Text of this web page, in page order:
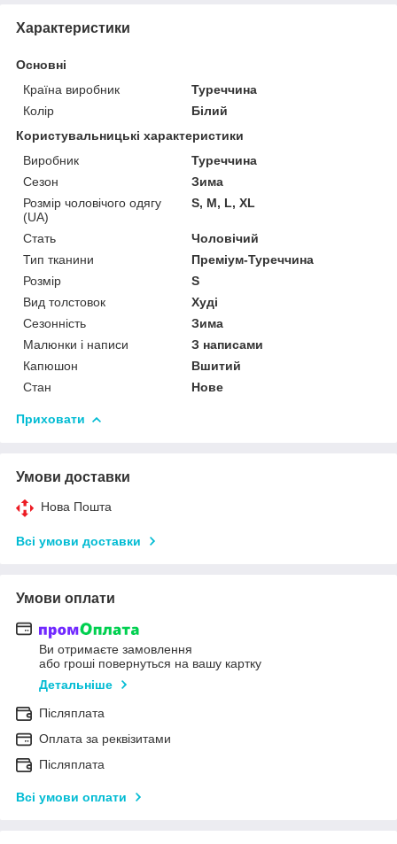
Характеристики
Основні
Країна виробник
Туреччина
Колір
Білий
Користувальницькі характеристики
Виробник
Туреччина
Сезон
Зима
Розмір чоловічого одягу
(UA)
S, M, L, XL
Стать
Чоловічий
Тип тканини
Преміум-Туреччина
Розмір
S
Вид толстовок
Худі
Сезонність
Зима
Малюнки і написи
З написами
Капюшон
Вшитий
Стан
Нове
Приховати
Умови доставки
Нова Пошта
Всі умови доставки
Умови оплати
Ви отримаєте замовлення
або гроші повернуться на вашу картку
Детальніше
Післяплата
Оплата за реквізитами
Післяплата
Всі умови оплати